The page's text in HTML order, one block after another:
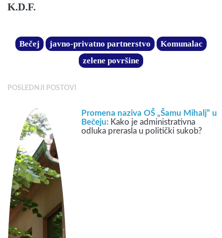
K.D.F.
Bečej javno-privatno partnerstvo
Komunalac
zelene površine
POSLEDNJI POSTOVI
Promena naziva OŠ „Šamu Mihalj” u
Bečeju: Kako je administrativna
odluka prerasla u politički sukob?